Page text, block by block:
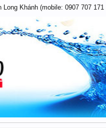
Long Khánh (mobile: 0907 707